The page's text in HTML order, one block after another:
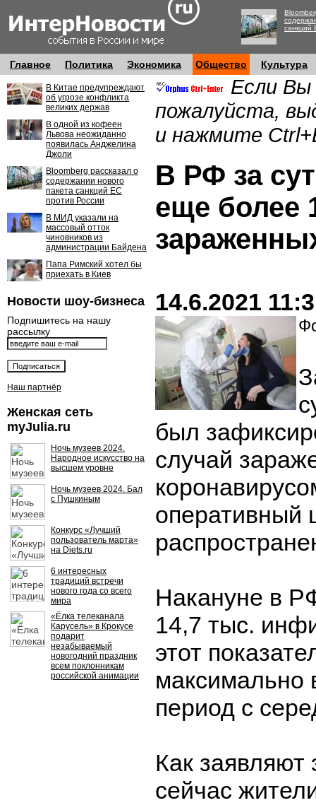
санкций
Главное Политика Экономика Общество Культура
В Китае предупреждают
об угрозе конфликта
великих держав
В одной из кофеен
Львова неожиданно
появилась Анджелина
Джоли
Bloomberg рассказал о
содержании нового
пакета санкций ЕС
против России
В МИД указали на
массовый отток
чиновников из
администрации Байдена
Папа Римский хотел бы
приехать в Киев
Новости шоу-бизнеса
Подпишитесь на нашу
рассылку
Наш партнёр
Женская сеть
myJulia.ru
Ночь музеев 2024.
Народное искусство на
высшем уровне
Ночь музеев 2024. Бал
с Пушкиным
Конкурс «Лучший
пользователь марта»
на Diets.ru
6 интересных
традиций встречи
нового года со всего
мира
«Ёлка телеканала
Карусель» в Крокусе
подарит
незабываемый
новогодний праздник
всем поклонникам
российской анимации
Если Вы
пожалуйста,
и нажмите
В РФ за
еще более
14.6.2021
был
случай
оперативный
Накануне в
14,7 тыс.
этот
максимально
период с
Как заявляют
сейчас